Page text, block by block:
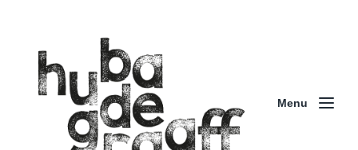
Menu